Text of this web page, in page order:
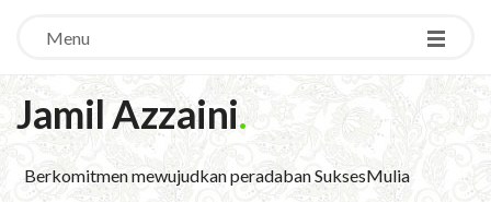
Menu
Jamil Azzaini.
Berkomitmen mewujudkan peradaban SuksesMulia